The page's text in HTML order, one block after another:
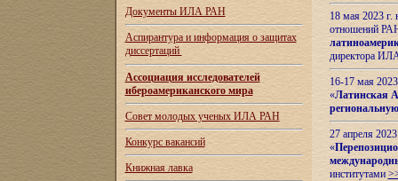
Документы ИЛА РАН
Аспирантура и информация о защитах
диссертаций
Ассоциация исследователей
ибероамериканского мира
Совет молодых ученых ИЛА РАН
Конкурс вакансий
Книжная лавка
18 мая 2023
отношений
директора
16-17 мая
«Латинская
27 апреля
«
институтами